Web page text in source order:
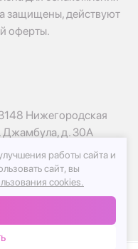
защищены, действуют
оферты.
Нижегородская
Джамбула, д. 30А
работы сайта и
сайт, вы
cookies.